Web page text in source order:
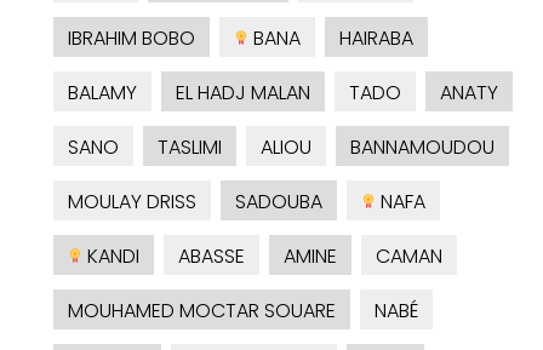
IBRAHIM BOBO
BANA
HAIRABA
BALAMY
EL HADJ MALAN TADO
ANATY
SANO
TASLIMI ALIOU
BANNAMOUDOU
MOULAY DRISS
SADOUBA
NAFA
KANDI
ABASSE AMINE
CAMAN
MOUHAMED MOCTAR SOUARE
NABÉ